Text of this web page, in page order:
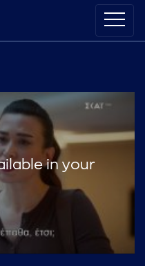
in your